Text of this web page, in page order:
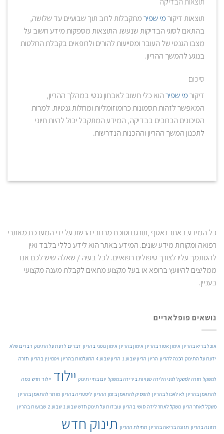
תוצאות דיקורמי שפירמתקבלות לרוב תוך שבועיים עד שלושה,
בהתאם לסוגי הבדיקות שנעשו. התוצאות מספקות מידע חשוב על
מצבו הגנטי של העובר ומסייעות להורים ולרופאים בקבלת החלטות
בנוגע להמשך ההריון.
סיכום
דיקורמי שפירהוא כלי חשוב לאבחון גנטי במהלך ההריון,
המאפשר לזהות תסמונות כרומוזומליות ומחלות גנטיות. למרות
הסיכונים הכרוכים בבדיקה, המידע המתקבל יכול להיות חיוני
לתכנון המשך ההריון וההכנות הנדרשות.
כל המידע באתר נאסף ,תורגם וסוכם מרחבי הרשת על ידי המערכת מאתרי
רפואה ומקורות מידע שונים. המידע באתר הוא לידע כללי בלבד ואין
להסתמך עליו לצורך טיפולים רפואיים. לכל בעיה / שאלה שיש לכם אנו
ממליצים להיוועץ ברופא או בעל מקצוע מתאים לקבלת מענה מקצועי
בעניין.
נושאים פופלאריים
אוכל בריא בהריון אימון אסור בהריון אימון בהריון אימון גופני בהריון דברים לדעת על התינוק דברים שלא
ידעת על התינוק הכנה להריון הריון הריון שבוע 1 הריון שבוע 4 התעלמות בהריון ויטמינין בהריון חזרה
למשקל חזרה למשקל לפני הלידה טעויות בירידה במשקל יום בחיי תינוק יילוד יילוד חדש כמה
להתאמן בהריון לא לאכול בהריון להפסיק להתאמן בזמן ההריון ליסטריה בהריון מותר להתאמן בהריון
משקל לאחר הריון משקל לאחר לידה סושי בהריון עובדות על תינוק חדש שבוע 1 שבוע 2 שבועות בהריון
תזונה בהריון תזונה בריאה בהריון תחילת ההריון תינוק חדש